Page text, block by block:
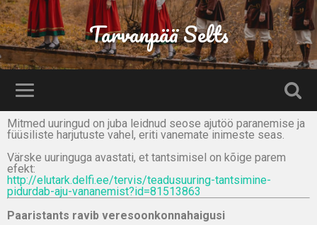
Tarvanpää Selts
Mitmed uuringud on juba leidnud seose ajutöö paranemise ja
füüsiliste harjutuste vahel, eriti vanemate inimeste seas.
Värske uuringuga avastati, et tantsimisel on kõige parem
efekt:
http://elutark.delfi.ee/tervis/teadusuuring-tantsimine-
pidurdab-aju-vananemist?id=81513863
Paaristants ravib veresoonkonnahaigusi